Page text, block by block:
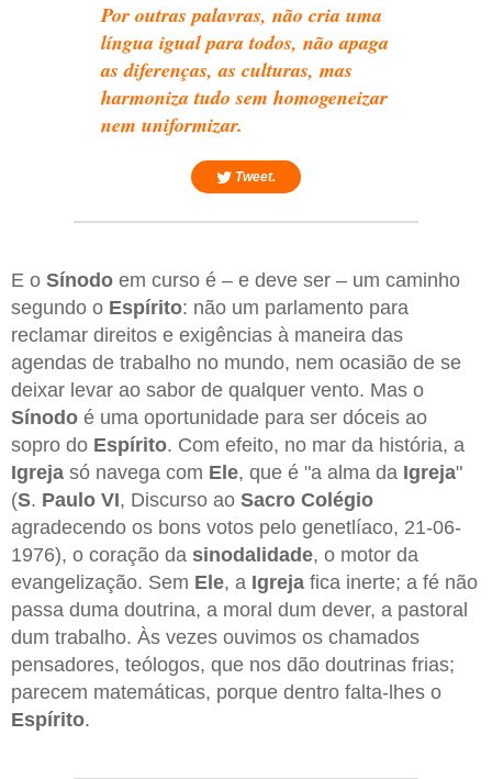
Por outras palavras, não cria uma
língua igual para todos, não apaga
as diferenças, as culturas, mas
harmoniza tudo sem homogeneizar
nem uniformizar.
Tweet.
E o Sínodo em curso é – e deve ser – um caminho
segundo o Espírito: não um parlamento para
reclamar direitos e exigências à maneira das
agendas de trabalho no mundo, nem ocasião de se
deixar levar ao sabor de qualquer vento. Mas o
Sínodo é uma oportunidade para ser dóceis ao
sopro do Espírito. Com efeito, no mar da história, a
Igreja só navega com Ele, que é "a alma da Igreja"
(S. Paulo VI, Discurso ao Sacro Colégio
agradecendo os bons votos pelo genetlíaco, 21-06-
1976), o coração da sinodalidade, o motor da
evangelização. Sem Ele, a Igreja fica inerte; a fé não
passa duma doutrina, a moral dum dever, a pastoral
dum trabalho. Às vezes ouvimos os chamados
pensadores, teólogos, que nos dão doutrinas frias;
parecem matemáticas, porque dentro falta-lhes o
Espírito.